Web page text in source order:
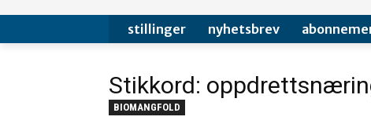
stillinger nyhetsbrev
Stikkord:
BIOMANGFOLD